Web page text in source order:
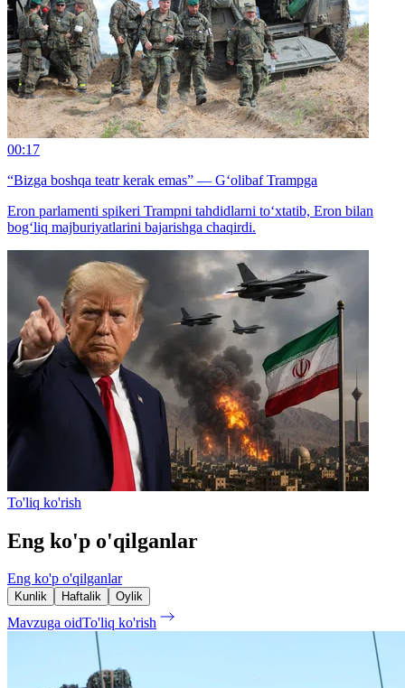
00:17
“Bizga boshqa teatr kerak emas” — G‘olibaf Trampga
Eron parlamenti spikeri Trampni tahdidlarni to‘xtatib, Eron bilan
bog‘liq majburiyatlarini bajarishga chaqirdi.
To'liq ko'rish
Eng ko'p o'qilganlar
Eng ko'p o'qilganlar
Kunlik Haftalik Oylik
Mavzuga oidTo'liq ko'rish